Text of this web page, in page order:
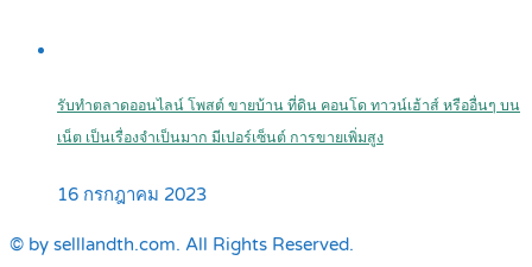
รับทำตลาดออนไลน์ โพสต์ ขายบ้าน ที่ดิน คอนโด ทาวน์เฮ้าส์ หรืออื่นๆ บน
เน็ต เป็นเรื่องจำเป็นมาก มีเปอร์เซ็นต์ การขายเพิ่มสูง
16 กรกฎาคม 2023
© by selllandth.com. All Rights Reserved.